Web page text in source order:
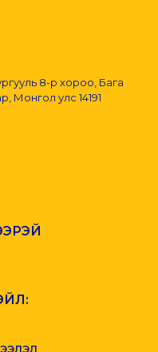
8-р хороо, Бага
Монгол улс 14191